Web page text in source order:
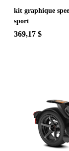
kit graphique
sport
369,17 $